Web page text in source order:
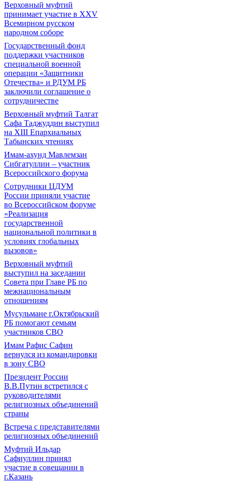
Верховный муфтий
принимает участие в XXV
Всемирном русском
народном соборе
Государственный фонд
поддержки участников
специальной военной
операции «Защитники
Отечества» и РДУМ РБ
заключили соглашение о
сотрудничестве
Верховный муфтий Талгат
Сафа Таджуддин выступил
на ХIII Епархиальных
Табынских чтениях
Имам-ахунд Мавлемзан
Сибгатуллин – участник
Всероссийского форума
Сотрудники ЦДУМ
России приняли участие
во Всероссийском форуме
«Реализация
государственной
национальной политики в
условиях глобальных
вызовов»
Верховный муфтий
выступил на заседании
Совета при Главе РБ по
межнациональным
отношениям
Мусульмане г.Октябрьский
РБ помогают семьям
участников СВО
Имам Рафис Сафин
вернулся из командировки
в зону СВО
Президент России
В.В.Путин встретился с
руководителями
религиозных объединений
страны
Встреча с представителями
религиозных объединений
Муфтий Ильдар
Сафиуллин принял
участие в совещании в
г.Казань